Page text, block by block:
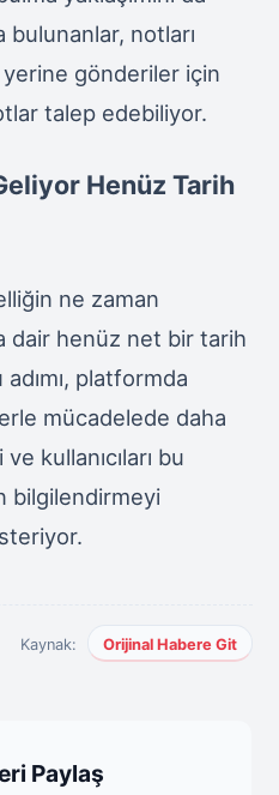
bulunanlar, notları
gönderiler için
talep edebiliyor.
Henüz Tarih
ne zaman
dair henüz net bir tarih
platformda
mücadelede daha
kullanıcıları bu
bilgilendirmeyi
Kaynak: Orijinal Habere Git
Paylaş